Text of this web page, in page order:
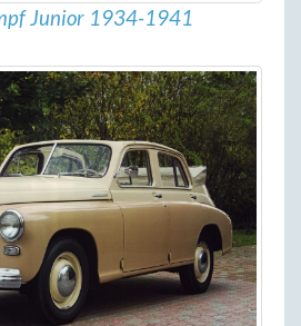
Junior 1934-1941